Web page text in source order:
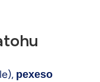
pexeso